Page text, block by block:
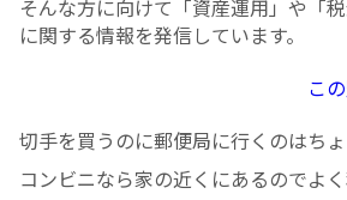
そんな方に向けて「資産運用」や「
に関する情報を発信しています。
こ
切手を買うのに郵便局に行くのはちょ
コンビニなら家の近くにあるのでよ